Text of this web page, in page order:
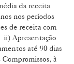
da receita
nos períodos
de receita com
Apresentação
até 90 dias
à